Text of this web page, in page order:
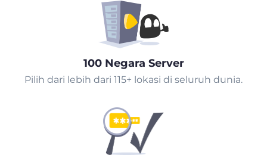
100 Negara Server
Pilih dari lebih dari 115+ lokasi di seluruh dunia.